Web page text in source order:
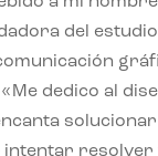
del
dedico al
solucionar
intentar resolver